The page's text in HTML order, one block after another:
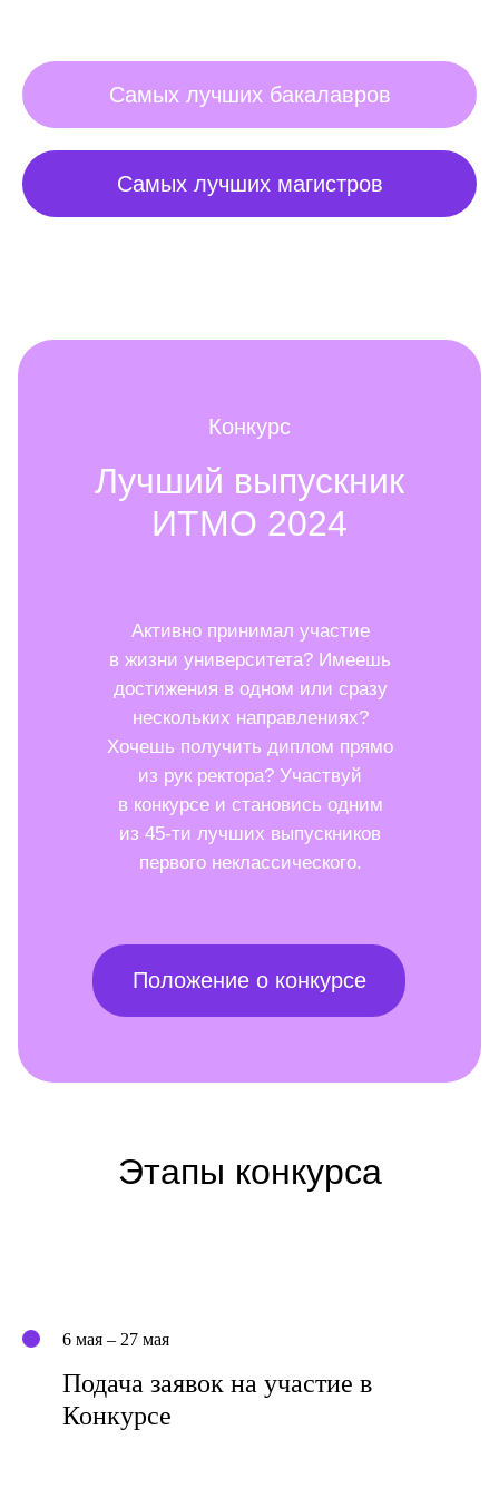
Самых лучших бакалавров
Самых лучших магистров
Лучший выпускник
ИТМО 2024
Конкурс
Положение о конкурсе
Активно принимал участие
в жизни университета? Имеешь
достижения в одном или сразу
нескольких направлениях?
Хочешь получить диплом прямо
из рук ректора? Участвуй
в конкурсе и становись одним
из 45-ти лучших выпускников
первого неклассического.
Этапы конкурса
6 мая – 27 мая
Подача заявок на участие в
Конкурсе